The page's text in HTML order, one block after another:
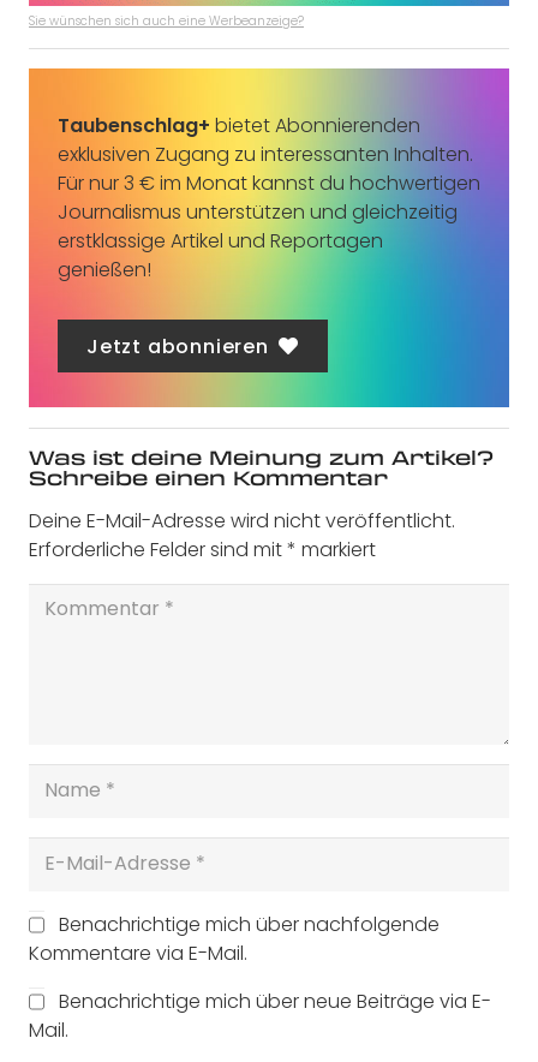
Sie wünschen sich auch eine Werbeanzeige?
Taubenschlag+ bietet Abonnierenden
exklusiven Zugang zu interessanten Inhalten.
Für nur 3 € im Monat kannst du hochwertigen
Journalismus unterstützen und gleichzeitig
erstklassige Artikel und Reportagen
genießen!
Jetzt abonnieren
Was ist deine Meinung zum Artikel?
Schreibe einen Kommentar
Deine E-Mail-Adresse wird nicht veröffentlicht.
Erforderliche Felder sind mit* markiert
Benachrichtige mich über nachfolgende
Kommentare via E-Mail.
Benachrichtige mich über neue Beiträge via E-
Mail.